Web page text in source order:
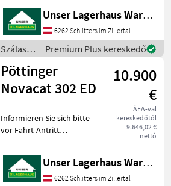
vor Fahrt-Antritt
telefonisch, ob die von
Ihnen angefragte Maschine
aktuell bei uns am Lager
Unser Lagerhaus Warenhandelsges.m.b.H.
6262 Schlitters im Zillertal
Szálastakarmány
betakarítók
/
Pöttinger
Premium Plus kereskedő
Pöttinger
Novacat 302 ED
10.900
€
ÁFA-val
kereskedőtől
9.646,02 €
nettó
Informieren Sie sich bitte
vor Fahrt-Antritt
Ihnen angefragte Maschine
aktuell bei uns am Lager
steht. Wir inserieren auch
Unser Lagerhaus Warenhandelsges.m.b.H.
6262 Schlitters im Zillertal